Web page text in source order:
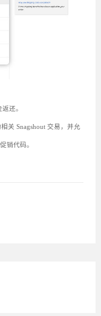
还。
关 Snagshout 交易，并允
销代码。